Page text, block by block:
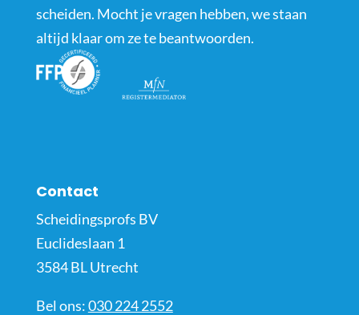
scheiden. Mocht je vragen hebben, we staan
altijd klaar om ze te beantwoorden.
Contact
Scheidingsprofs BV
Euclideslaan 1
3584 BL Utrecht
Bel ons:030 224 2552